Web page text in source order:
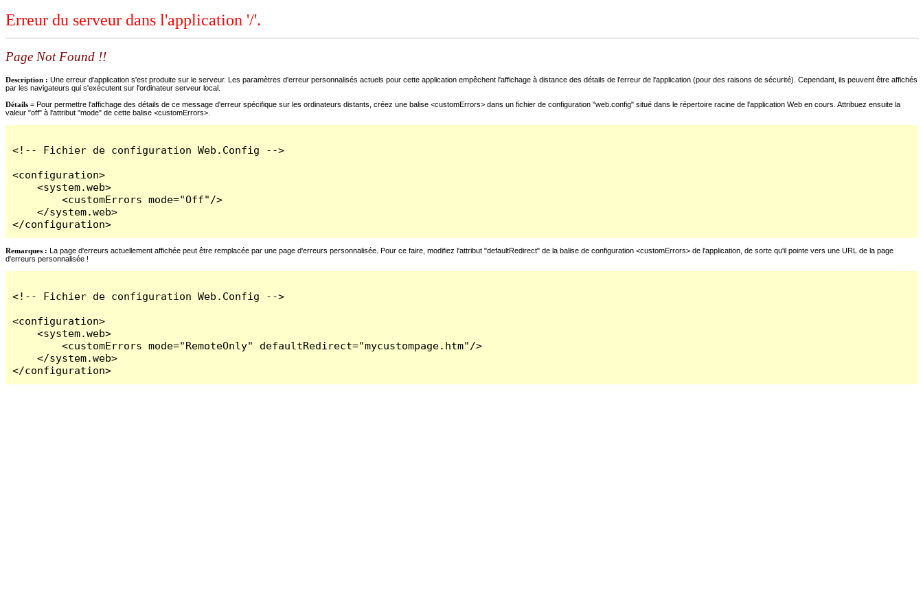
Erreur du serveur dans l'application '/'.
Page Not Found !!
Description : Une erreur d'application s'est produite sur le serveur. Les paramètres d'erreur personnalisés actuels pour cette application empêchent l'affichage à distance des détails de l'erreur de l'application (pour des raisons de sécurité). Cependant, ils peuvent être affichés
par les navigateurs qui s'exécutent sur l'ordinateur serveur local.
Détails = Pour permettre l'affichage des détails de ce message d'erreur spécifique sur les ordinateurs distants, créez une balise <customErrors> dans un fichier de configuration "web.config" situé dans le répertoire racine de l'application Web en cours. Attribuez ensuite la
valeur "off" à l'attribut "mode" de cette balise <customErrors>.
<!-- Fichier de configuration Web.Config -->
<configuration>
    <system.web>
        <customErrors mode="Off"/>
    </system.web>
</configuration>
Remarques : La page d'erreurs actuellement affichée peut être remplacée par une page d'erreurs personnalisée. Pour ce faire, modifiez l'attribut "defaultRedirect" de la balise de configuration <customErrors> de l'application, de sorte qu'il pointe vers une URL de la page
d'erreurs personnalisée !
<!-- Fichier de configuration Web.Config -->
<configuration>
    <system.web>
        <customErrors mode="RemoteOnly" defaultRedirect="mycustompage.htm"/>
    </system.web>
</configuration>